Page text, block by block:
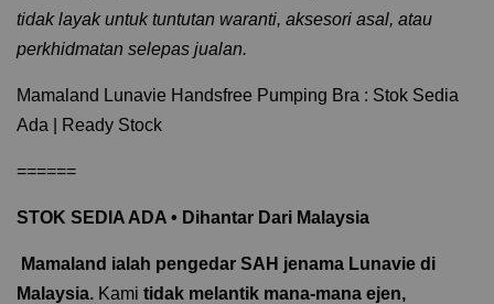
tidak layak untuk tuntutan waranti, aksesori asal, atau
perkhidmatan selepas jualan.
Mamaland Lunavie Handsfree Pumping Bra : Stok Sedia
Ada | Ready Stock
======
STOK SEDIA ADA • Dihantar Dari Malaysia
Mamaland ialah pengedar SAH jenama Lunavie di
Malaysia. Kami tidak melantik mana-mana ejen,